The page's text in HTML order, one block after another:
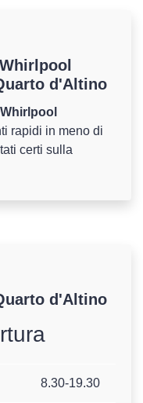
d'Altino
rapidi in meno di
certi sulla
d'Altino
8.30-19.30